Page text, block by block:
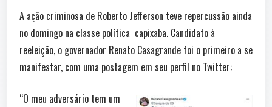
A ação criminosa de Roberto Jefferson teve repercussão ainda
no domingo na classe política capixaba. Candidato à
reeleição, o governador Renato Casagrande foi o primeiro a se
manifestar, com uma postagem em seu perfil no Twitter:
“O meu adversário tem um